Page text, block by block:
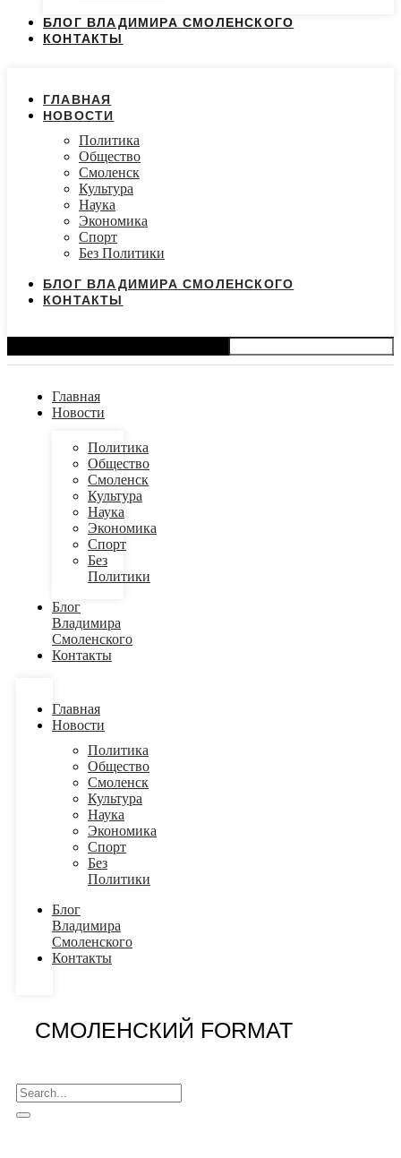
БЛОГ ВЛАДИМИРА СМОЛЕНСКОГО
КОНТАКТЫ
ГЛАВНАЯ
НОВОСТИ
Политика
Общество
Смоленск
Культура
Наука
Экономика
Спорт
Без Политики
БЛОГ ВЛАДИМИРА СМОЛЕНСКОГО
КОНТАКТЫ
Главная
Новости
Политика
Общество
Смоленск
Культура
Наука
Экономика
Спорт
Без
Политики
Блог
Владимира
Смоленского
Контакты
Главная
Новости
Политика
Общество
Смоленск
Культура
Наука
Экономика
Спорт
Без
Политики
Блог
Владимира
Смоленского
Контакты
СМОЛЕНСКИЙ FORMAT